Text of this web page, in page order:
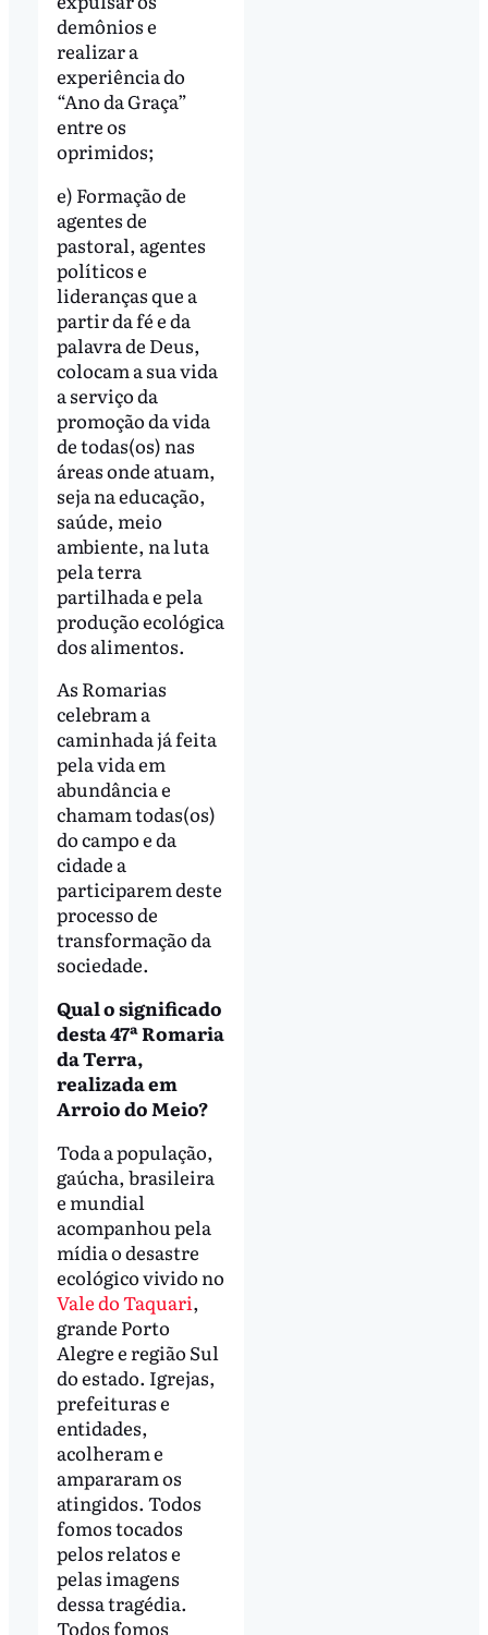
demônios e
realizar a
experiência do
“Ano da Graça”
entre os
oprimidos;
e) Formação de
agentes de
pastoral, agentes
políticos e
lideranças que a
partir da fé e da
palavra de Deus,
colocam a sua vida
a serviço da
promoção da vida
de todas(os) nas
áreas onde atuam,
seja na educação,
saúde, meio
ambiente, na luta
pela terra
partilhada e pela
produção ecológica
dos alimentos.
As Romarias
celebram a
caminhada já feita
pela vida em
abundância e
chamam todas(os)
do campo e da
cidade a
participarem deste
processo de
transformação da
sociedade.
Qual o significado
desta 47ª Romaria
da Terra,
realizada em
Arroio do Meio?
Toda a população,
gaúcha, brasileira
e mundial
acompanhou pela
mídia o desastre
ecológico vivido no
Vale do Taquari,
grande Porto
Alegre e região Sul
do estado. Igrejas,
prefeituras e
entidades,
acolheram e
ampararam os
atingidos. Todos
fomos tocados
pelos relatos e
pelas imagens
dessa tragédia.
Todos fomos